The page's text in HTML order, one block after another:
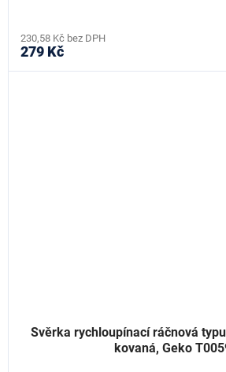
230,58 Kč bez DPH
279 Kč
Svěrka rychloupínací ráčnová
kovaná, Geko